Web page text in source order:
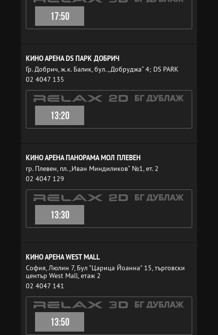
17:50
КИНО АРЕНА DS ПАРК ДОБРИЧ
Гр. Добрич, ж.к. Балик, бул. „Добруджа“ 4; DS PARK
02 4047 135
13:20
КИНО АРЕНА ПАНОРАМА МОЛ ПЛЕВЕН
гр. Плевен, пл. „Иван Миндиликов“ №1, ет. 2
02 4047 129
13:30
КИНО АРЕНА WEST MALL
София, Люлин 7, Бул "Царица Йоанна" 15, търговски
център West Mall, етаж 2
02 4047 141
13:50